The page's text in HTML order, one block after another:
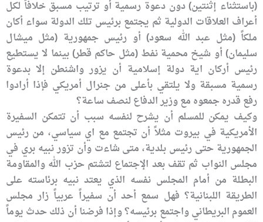
(باستثناء إثنتين) دون دعوة رسمية أو ترتيب مسبق خلافاً لكل
أعراف العلاقات الدولية ثم يجتمع برئيس تلك الدولة سواء أكان
ملكاً (مثل عبد الله سعود) أو رئيس جمهورية (مثل ميشال
سليمان) أو شيخ محمية نفط (مثل حاكم قطر) بينما لا يستطيع
رئيس أركان اية دولة إسلامية أن يزور واشنطن إلا بدعوة
رسمية مسبقة ولا يلتقي بأعلى من جنرال أمريكي فإذا أرادوا
رفع قدره جمعوه مع وزير الدفاع لنصف ساعة؟
وكيف يمكن للمسلم أن يشرح لنفسه سبب أن تتمكن السفيرة
الأمريكية في بيروت مثلاً أن تجتمع مع اي سياسي، من رئيس
الجمهورية حتى رئيس بلدية، متى شاءت وأن تزور نبيه بري في
مجلس النواب ثم تقف بعد الإجتماع لتشتم حزب الله والمقاومة
البطلة من أمام المجلس نفسه الذي يعتد نبيه برئاسته على
الطريقة اللبنانية؟ فهل سمع أحد أن سفيراً عربياً زار مجلس
العموم البريطاني واجتمع برئيسه؟ وإذا فرضنا أن ذلك حدث يوماً